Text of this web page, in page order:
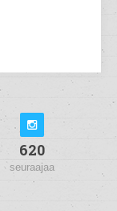
620
seuraajaa